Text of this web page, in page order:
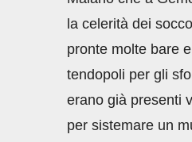
la celerità dei
pronte molte bare
tendopoli per gli
erano già presenti
per sistemare un